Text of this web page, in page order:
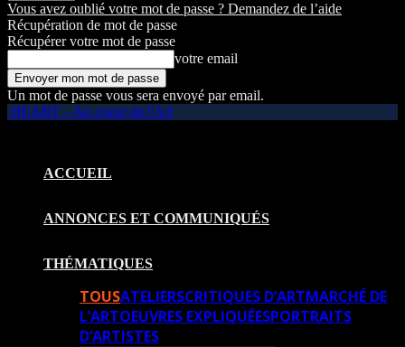
Vous avez oublié votre mot de passe ? Demandez de l’aide
Récupération de mot de passe
Récupérer votre mot de passe
votre email
Un mot de passe vous sera envoyé par email.
HEART – Au coeur de l'Art
ACCUEIL
ANNONCES ET COMMUNIQUÉS
THÉMATIQUES
TOUSATELIERSCRITIQUES D’ARTMARCHÉ DE
L’ARTOEUVRES EXPLIQUÉESPORTRAITS
D’ARTISTES